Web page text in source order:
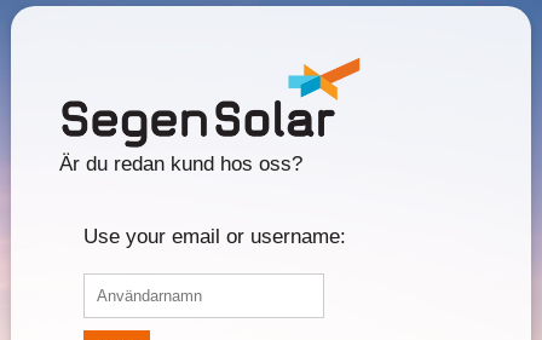
Är du redan kund hos oss?
Use your email or username: